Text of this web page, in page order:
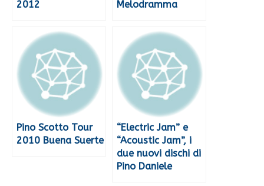
2012 Melodramma
Pino Scotto Tour
2010 Buena Suerte
“Electric Jam” e
“Acoustic Jam”, i
due nuovi dischi di
Pino Daniele